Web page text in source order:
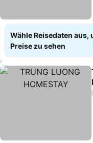
Wähle Reisedaten aus,
Preise zu sehen